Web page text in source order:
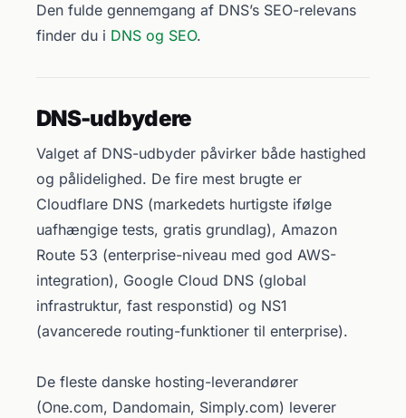
Den fulde gennemgang af DNS’s SEO-relevans
finder du i DNS og SEO.
DNS-udbydere
Valget af DNS-udbyder påvirker både hastighed
og pålidelighed. De fire mest brugte er
Cloudflare DNS (markedets hurtigste ifølge
uafhængige tests, gratis grundlag), Amazon
Route 53 (enterprise-niveau med god AWS-
integration), Google Cloud DNS (global
infrastruktur, fast responstid) og NS1
(avancerede routing-funktioner til enterprise).
De fleste danske hosting-leverandører
(One.com, Dandomain, Simply.com) leverer